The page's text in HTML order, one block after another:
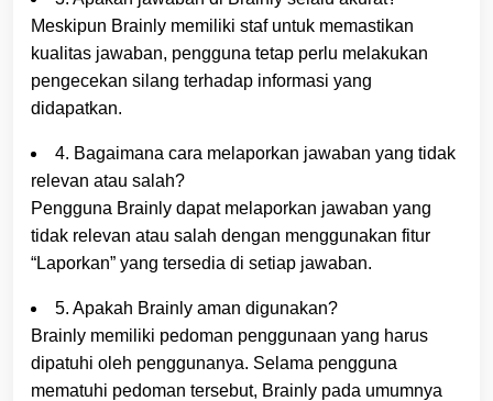
Meskipun Brainly memiliki staf untuk memastikan
kualitas jawaban, pengguna tetap perlu melakukan
pengecekan silang terhadap informasi yang
didapatkan.
4. Bagaimana cara melaporkan jawaban yang tidak
relevan atau salah?
Pengguna Brainly dapat melaporkan jawaban yang
tidak relevan atau salah dengan menggunakan fitur
“Laporkan” yang tersedia di setiap jawaban.
5. Apakah Brainly aman digunakan?
Brainly memiliki pedoman penggunaan yang harus
dipatuhi oleh penggunanya. Selama pengguna
mematuhi pedoman tersebut, Brainly pada umumnya